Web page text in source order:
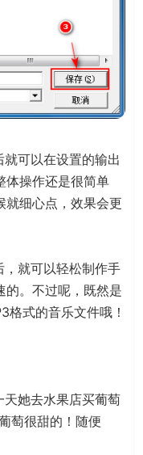
可以在设置的输出
体操作还是很简单
就细心点，效果会更
就可以轻松制作手
的。不过呢，既然是
格式的音乐文件哦！
她去水果店买葡萄
萄很甜的！随便